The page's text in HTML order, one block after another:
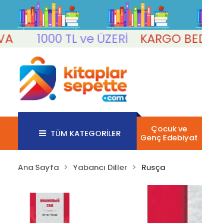
1000 TL ve ÜZERİ
KARGO BEDAVA
TÜM KATEGORİLER Çocuk ve
Genç Edebiyat
Ana Sayfa Yabancı Diller Rusça